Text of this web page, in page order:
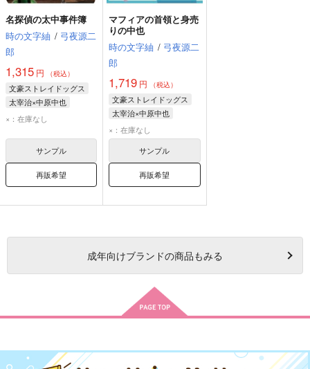
名探偵の太中事件簿
時の文字紬 / 弓夜源二
郎
1,315 円 （税込）
文豪ストレイドッグス
太宰治×中原中也
太宰治
中原中也
×：在庫なし
サンプル
再販希望
マフィアの首領と身売
りの中也
時の文字紬 / 弓夜源二
郎
1,719 円 （税込）
文豪ストレイドッグス
太宰治×中原中也
太宰治
中原中也
×：在庫なし
サンプル
再販希望
成年向けブランドの商品もみる